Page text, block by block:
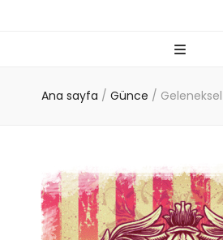
Ana sayfa / Günce /